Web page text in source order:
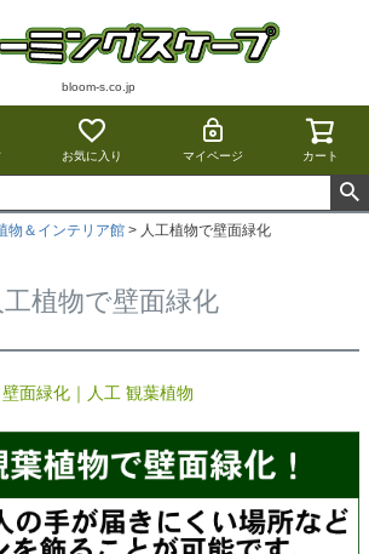
bloom-s.co.jp
お気に入り マイページ カート
物＆インテリア館 人工植物で壁面緑化
工植物で壁面緑化
壁面緑化｜人工 観葉植物